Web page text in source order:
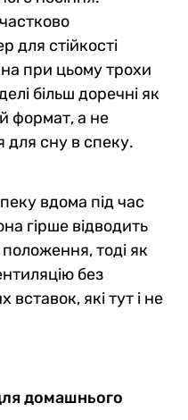
для стійкості
при цьому трохи
більш доречні як
формат, а не
для сну в спеку.
вдома під час
гірше відводить
тоді як
без
вставок, які тут і не
домашнього